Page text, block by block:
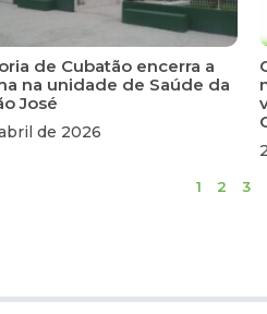
de Cubatão encerra a
na unidade de Saúde da
José
de 2026
1 2 3